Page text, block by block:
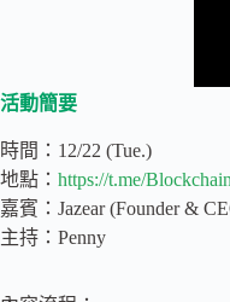
活動簡要
時間：12/22 (Tue.)
地點： https://t.me/
嘉賓：Jazear (Founder &
主持：Penny